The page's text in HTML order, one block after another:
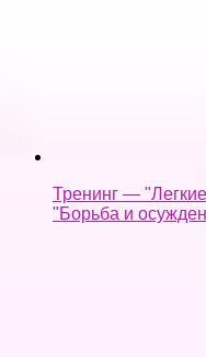
Тренинг —
"Борьба и